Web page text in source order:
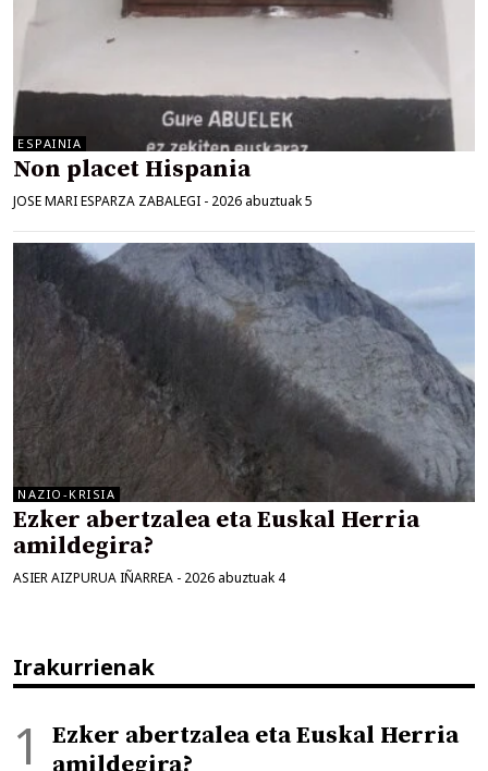
ESPAINIA
Non placet Hispania
JOSE MARI ESPARZA ZABALEGI - 2026 abuztuak 5
NAZIO-KRISIA
Ezker abertzalea eta Euskal Herria
amildegira?
ASIER AIZPURUA IÑARREA - 2026 abuztuak 4
Irakurrienak
Ezker abertzalea eta Euskal Herria
amildegira?